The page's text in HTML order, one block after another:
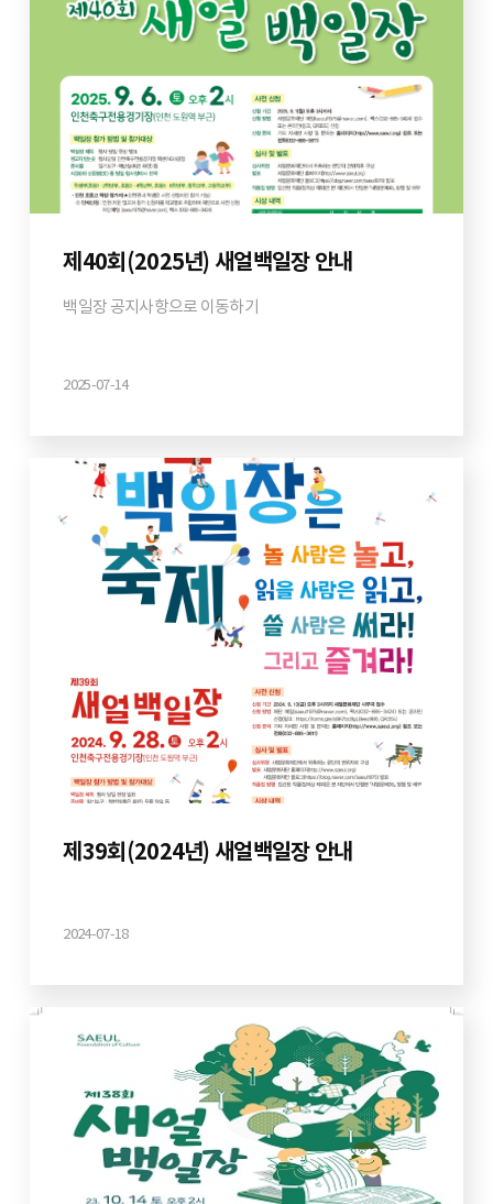
제40회(2025년) 새얼백일장 안내
백일장 공지사항으로 이동하기
2025-07-14
제39회(2024년) 새얼백일장 안내
2024-07-18